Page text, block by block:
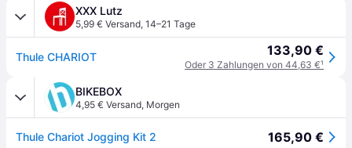
XXX Lutz
5,99 € Versand, 14–21 Tage
Thule CHARIOT 133,90 €
Oder 3 Zahlungen von 44,63 €¹
BIKEBOX
4,95 € Versand, Morgen
Thule Chariot Jogging Kit 2 165,90 €